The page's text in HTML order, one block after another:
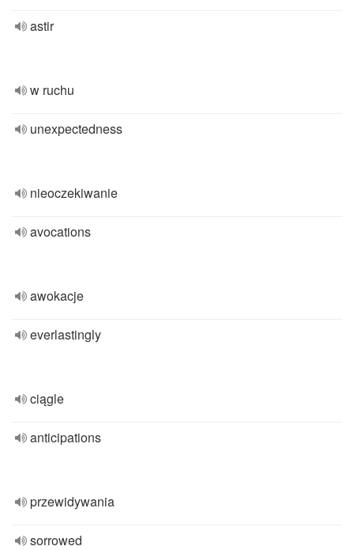
astir
w ruchu
unexpectedness
nieoczekiwanie
avocations
awokacje
everlastingly
ciągle
anticipations
przewidywania
sorrowed